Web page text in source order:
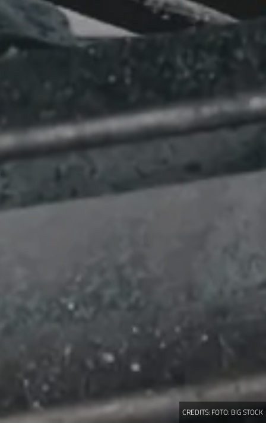
CREDITS: FOTO: BIG STOCK